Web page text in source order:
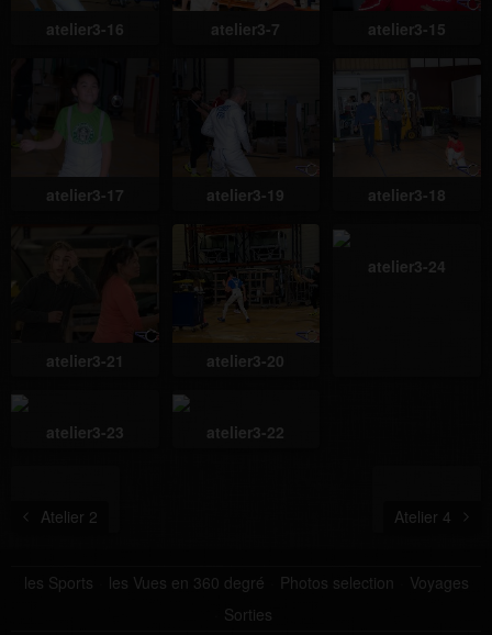
atelier3-16 atelier3-7 atelier3-15
atelier3-17 atelier3-19 atelier3-18
atelier3-21 atelier3-20
atelier3-24
atelier3-23 atelier3-22
Atelier 2 Atelier 4
les Sports les Vues en 360 degré Photos selection
Voyages
Sorties